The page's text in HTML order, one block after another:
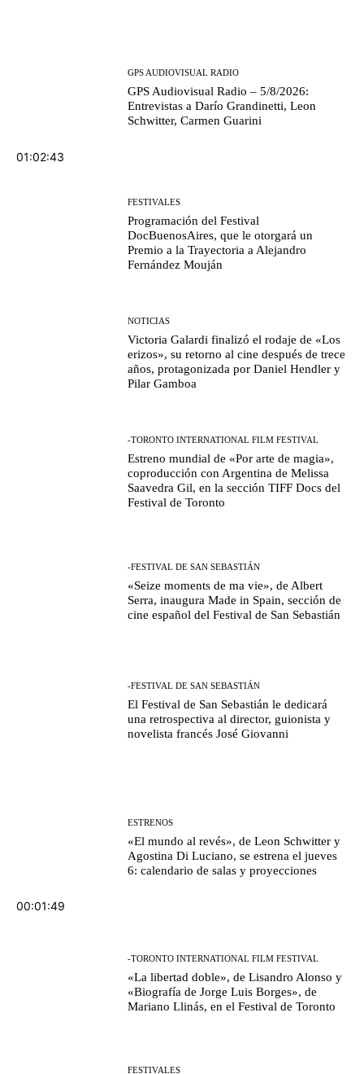
01:02:43
GPS AUDIOVISUAL RADIO
GPS Audiovisual Radio – 5/8/2026:
Entrevistas a Darío Grandinetti, Leon
Schwitter, Carmen Guarini
FESTIVALES
Programación del Festival
DocBuenosAires, que le otorgará un
Premio a la Trayectoria a Alejandro
Fernández Mouján
NOTICIAS
Victoria Galardi finalizó el rodaje de «Los
erizos», su retorno al cine después de trece
años, protagonizada por Daniel Hendler y
Pilar Gamboa
-TORONTO INTERNATIONAL FILM FESTIVAL
Estreno mundial de «Por arte de magia»,
coproducción con Argentina de Melissa
Saavedra Gil, en la sección TIFF Docs del
Festival de Toronto
-FESTIVAL DE SAN SEBASTIÁN
«Seize moments de ma vie», de Albert
Serra, inaugura Made in Spain, sección de
cine español del Festival de San Sebastián
-FESTIVAL DE SAN SEBASTIÁN
El Festival de San Sebastián le dedicará
una retrospectiva al director, guionista y
novelista francés José Giovanni
00:01:49
ESTRENOS
«El mundo al revés», de Leon Schwitter y
Agostina Di Luciano, se estrena el jueves
6: calendario de salas y proyecciones
-TORONTO INTERNATIONAL FILM FESTIVAL
«La libertad doble», de Lisandro Alonso y
«Biografía de Jorge Luis Borges», de
Mariano Llinás, en el Festival de Toronto
FESTIVALES